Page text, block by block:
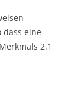
eine
2.1